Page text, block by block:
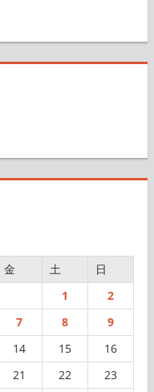
金 土
日
1
2
7 8
9
14 15
16
21 22
23